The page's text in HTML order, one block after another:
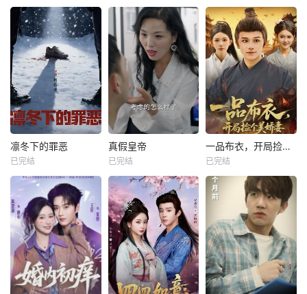
凛冬下的罪恶
已完结
真假皇帝
已完结
一品布衣，开局捡个美娇妻
已完结